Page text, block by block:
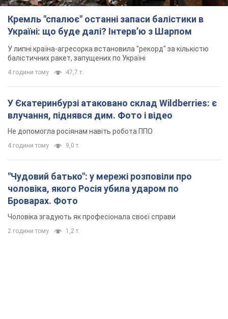
Кремль "спалює" останні запаси балістики в
Україні: що буде далі? Інтерв’ю з Шарпом
У липні країна-агресорка встановила "рекорд" за кількістю
балістичних ракет, запущених по Україні
4 години тому 47,7 т.
У Єкатеринбурзі атаковано склад Wildberries: є
влучання, піднявся дим. Фото і відео
Не допомогла росіянам навіть робота ППО
4 години тому 9,0 т.
"Чудовий батько": у мережі розповіли про
чоловіка, якого Росія убила ударом по
Броварах. Фото
Чоловіка згадують як професіонала своєї справи
2 години тому 1,2 т.